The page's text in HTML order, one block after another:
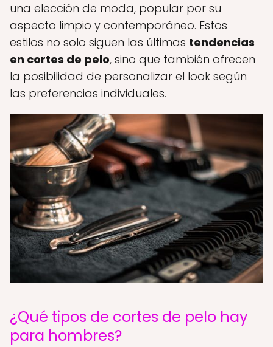
una elección de moda, popular por su
aspecto limpio y contemporáneo. Estos
estilos no solo siguen las últimas tendencias
en cortes de pelo, sino que también ofrecen
la posibilidad de personalizar el look según
las preferencias individuales.
¿Qué tipos de cortes de pelo hay
para hombres?